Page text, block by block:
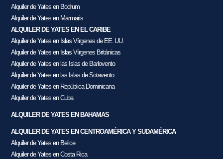
Alquiler de Yates en Bodrum
Alquiler de Yates en Marmaris
ALQUILER DE YATES EN EL CARIBE
Alquiler de Yates en Islas Vírgenes de EE. UU.
Alquiler de Yates en Islas Vírgenes Británicas
Alquiler de Yates en las Islas de Barlovento
Alquiler de Yates en las Islas de Sotavento
Alquiler de Yates en República Dominicana
Alquiler de Yates en Cuba
ALQUILER DE YATES EN BAHAMAS
ALQUILER DE YATES EN CENTROAMÉRICA Y SUDAMÉRICA
Alquiler de Yates en Belice
Alquiler de Yates en Costa Rica